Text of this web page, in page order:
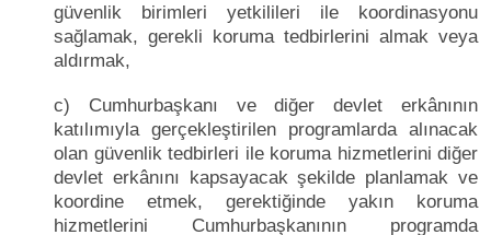
güvenlik birimleri yetkilileri ile koordinasyonu
sağlamak, gerekli koruma tedbirlerini almak veya
aldırmak,
c) Cumhurbaşkanı ve diğer devlet erkânının
katılımıyla gerçekleştirilen programlarda alınacak
olan güvenlik tedbirleri ile koruma hizmetlerini diğer
devlet erkânını kapsayacak şekilde planlamak ve
koordine etmek, gerektiğinde yakın koruma
hizmetlerini Cumhurbaşkanının programda